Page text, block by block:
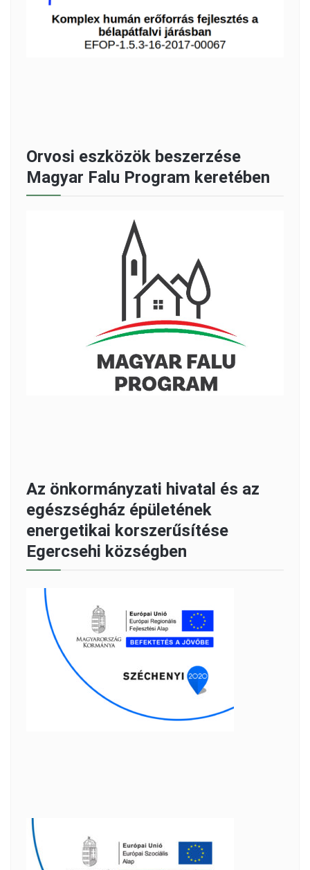
Orvosi eszközök beszerzése
Magyar Falu Program keretében
Az önkormányzati hivatal és az
egészségház épületének
energetikai korszerűsítése
Egercsehi községben